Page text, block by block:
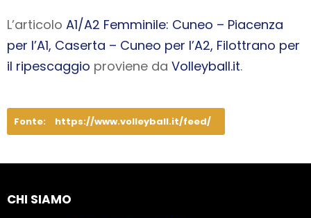
L’articolo A1/A2 Femminile: Cuneo – Piacenza
per l’A1, Caserta – Cuneo per l’A2, Filottrano per
il ripescaggio proviene da Volleyball.it.
Fonte: https://www.volleyball.it/feed/
CHI SIAMO